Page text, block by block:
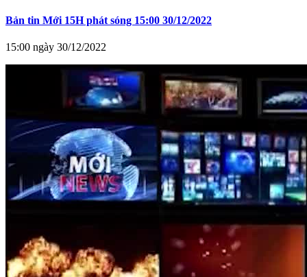
Bản tin Mới 15H phát sóng 15:00 30/12/2022
15:00 ngày 30/12/2022